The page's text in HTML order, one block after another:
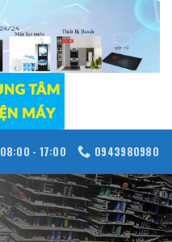
08:00 - 17:00 0943980980